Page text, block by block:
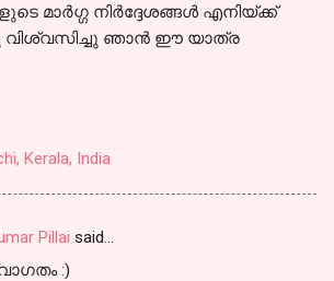
മാര്‍ഗ്ഗ നിര്‍ദ്ദേശങ്ങള്‍ എനിയ്ക്ക്
ഞാന്‍ ഈ യാത്ര
Kerala, India
Pillai said…
:)